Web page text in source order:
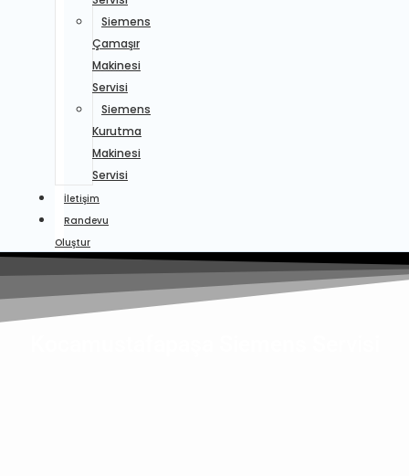
Siemens
Çamaşır
Makinesi
Servisi
Siemens
Kurutma
Makinesi
Servisi
İletişim
Randevu
Oluştur